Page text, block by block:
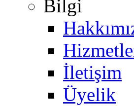
Bilgi
İletişim
Üyelik